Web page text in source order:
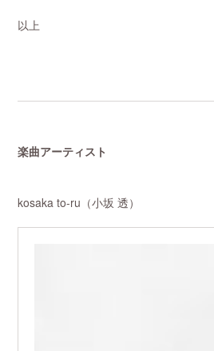
以上
楽曲アーティスト
kosaka to-ru（小坂 透）